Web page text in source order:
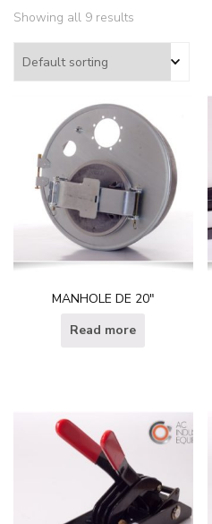
Showing all 9 results
MANHOLE DE 20″
Read more